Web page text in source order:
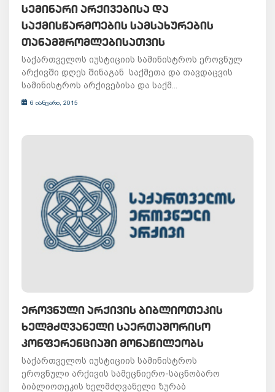
ᲡᲔᲛᲘᲜᲐᲠᲘ ᲐᲠᲥᲘᲕᲔᲑᲘᲡᲐ ᲓᲐ
ᲡᲐᲥᲛᲘᲡᲬᲐᲠᲛᲝᲔᲑᲘᲡ ᲡᲐᲛᲡᲐᲮᲣᲠᲔᲑᲘᲡ
ᲗᲐᲜᲐᲛᲨᲠᲝᲛᲚᲔᲑᲘᲡᲐᲗᲕᲘᲡ
საქართველოს იუსტიციის სამინისტროს ეროვნულ
არქივში დღეს შინაგან საქმეთა და თავდაცვის
სამინისტროს არქივებისა და საქმ...
6 იანვარი, 2015
ᲔᲠᲝᲕᲜᲣᲚᲘ ᲐᲠᲥᲘᲕᲘᲡ ᲑᲘᲑᲚᲘᲝᲗᲔᲙᲘᲡ
ᲮᲔᲚᲛᲫᲦᲕᲐᲜᲔᲚᲘ ᲡᲐᲔᲠᲗᲐᲨᲝᲠᲘᲡᲝ
ᲙᲝᲜᲤᲔᲠᲔᲜᲪᲘᲐᲨᲘ ᲛᲝᲜᲐᲬᲘᲚᲔᲝᲑᲡ
საქართველოს იუსტიციის სამინისტროს
ეროვნული არქივის სამეცნიერო-საცნობარო
ბიბლიოთეკის ხელმძღვანელი ზურაბ